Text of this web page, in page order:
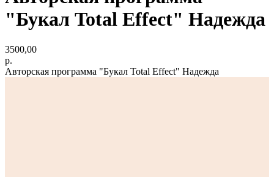
"Букал Total Effect" Надежда
3500,00
р.
Авторская программа "Букал Total Effect" Надежда